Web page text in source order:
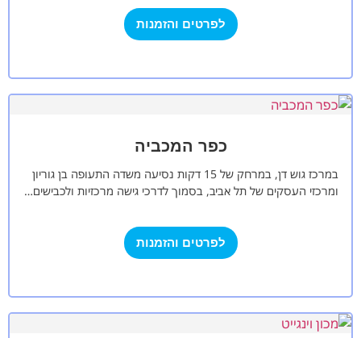
לפרטים והזמנות
כפר המכביה
במרכז גוש דן, במרחק של 15 דקות נסיעה משדה התעופה בן גוריון
ומרכזי העסקים של תל אביב, בסמוך לדרכי גישה מרכזיות ולכבישים…
לפרטים והזמנות